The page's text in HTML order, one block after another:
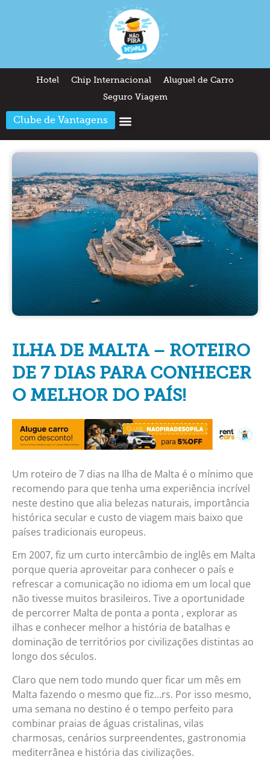
Hotel Chip Internacional
Aluguel de Carro
Seguro Viagem
Clube de Vantagens
ILHA DE MALTA – ROTEIRO
DE 7 DIAS PARA CONHECER
O MELHOR DO PAÍS!
Um roteiro de 7 dias na Ilha de Malta é o mínimo que
recomendo para que tenha uma experiência incrível
neste destino que alia belezas naturais, importância
histórica secular e custo de viagem mais baixo que
países tradicionais europeus.
Em 2007, fiz um curto intercâmbio de inglês em Malta
porque queria aproveitar para conhecer o país e
refrescar a comunicação no idioma em um local que
não tivesse muitos brasileiros. Tive a oportunidade
de percorrer Malta de ponta a ponta , explorar as
ilhas e conhecer melhor a história de batalhas e
dominação de territórios por civilizações distintas ao
longo dos séculos.
Claro que nem todo mundo quer ficar um mês em
Malta fazendo o mesmo que fiz…rs. Por isso mesmo,
uma semana no destino é o tempo perfeito para
combinar praias de águas cristalinas, vilas
charmosas, cenários surpreendentes, gastronomia
mediterrânea e história das civilizações.